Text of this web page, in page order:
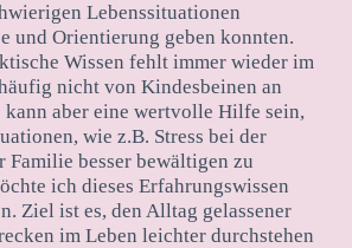
Lebenssituationen
und Orientierung geben konnten.
Wissen fehlt immer wieder im
nicht von Kindesbeinen an
kann aber eine wertvolle Hilfe sein,
wie z.B. Stress bei der
Familie besser bewältigen zu
ich dieses Erfahrungswissen
Ziel ist es, den Alltag gelassener
im Leben leichter durchstehen